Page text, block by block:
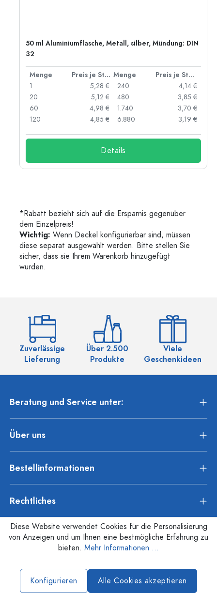
50 ml Aluminiumflasche, Metall, silber, Mündung: DIN
32
Menge Preis je Stück Menge
Preis je Stück
1
5,28 €
20
5,12 €
60
4,98 €
120
4,85 €
240
4,14 €
480
3,85 €
1.740
3,70 €
6.880
3,19 €
Details
*Rabatt bezieht sich auf die Ersparnis gegenüber
dem Einzelpreis!
Wichtig: Wenn Deckel konfigurierbar sind, müssen
diese separat ausgewählt werden. Bitte stellen Sie
sicher, dass sie Ihrem Warenkorb hinzugefügt
wurden.
Zuverlässige
Lieferung
Über 2.500
Produkte
Viele
Geschenkideen
Beratung und Service unter:
Über uns
Bestellinformationen
Rechtliches
Diese Website verwendet Cookies für die Personalisierung
von Anzeigen und um Ihnen eine bestmögliche Erfahrung zu
bieten. Mehr Informationen ...
Konfigurieren Alle Cookies akzeptieren